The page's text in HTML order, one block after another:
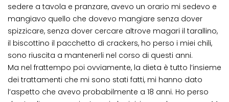
sedere a tavola e pranzare, avevo un orario mi sedevo e
mangiavo quello che dovevo mangiare senza dover
spizzicare, senza dover cercare altrove magari il tarallino,
il biscottino il pacchetto di crackers, ho perso i miei chili,
sono riuscita a mantenerli nel corso di questi anni.
Ma nel frattempo poi ovviamente, la dieta è tutto l’insieme
dei trattamenti che mi sono stati fatti, mi hanno dato
l’aspetto che avevo probabilmente a 18 anni. Ho perso